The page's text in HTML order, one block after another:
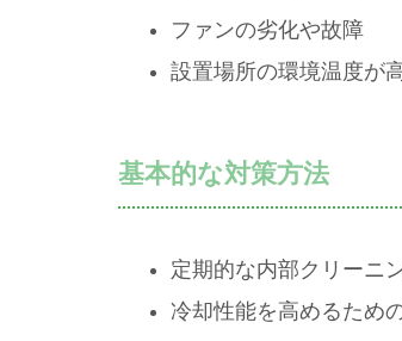
ファンの劣化や故障
設置場所の環境温度が
基本的な対策方法
定期的な内部クリーニ
冷却性能を高めるため